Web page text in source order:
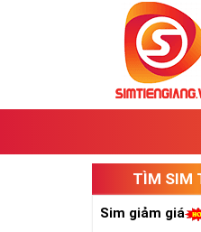
TÌM SIM
Sim giảm giá